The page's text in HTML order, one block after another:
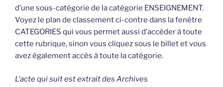
d’une sous-catégorie de la catégorie ENSEIGNEMENT.
Voyez le plan de classement ci-contre dans la fenêtre
CATEGORIES qui vous permet aussi d’accéder à toute
cette rubrique, sinon vous cliquez sous le billet et vous
avez également accès à toute la catégorie.
L’acte qui suit est extrait des Archives